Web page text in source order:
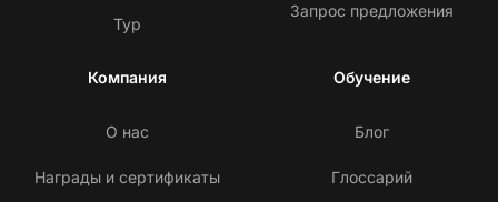
Тур
Запрос предложения
Компания
О нас
Награды и сертификаты
Обучение
Блог
Глоссарий